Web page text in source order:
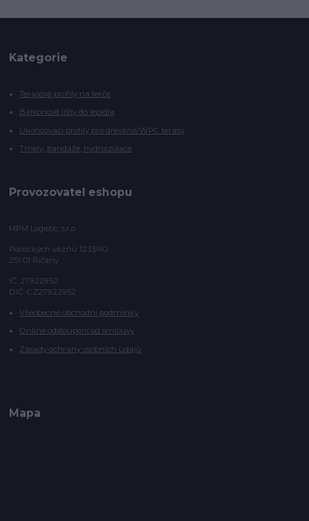
Kategorie
Terasové profily na terče
Balkonové lišty do lepidla
Ukončovací profily pro dřevěné/WPC terasy
Tmely, bandáže, hydroizolace
Provozovatel eshopu
MPM Logistic, s.r.o
Politických vězňů 1233/40
251 01 Říčany
IČ: 27922952
DIČ: CZ27922952
Všeobecné obchodní podmínky
Online odstoupení od smlouvy
Zásady ochrany osobních údajů
Mapa